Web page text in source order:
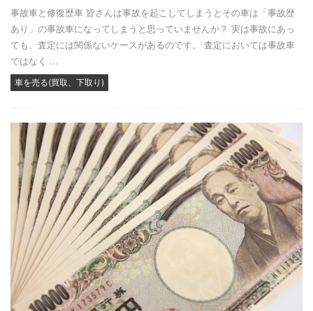
事故車と修復歴車 皆さんは事故を起こしてしまうとその車は「事故歴
あり」の事故車になってしまうと思っていませんか？ 実は事故にあっ
ても、査定には関係ないケースがあるのです。 査定においては事故車
ではなく ...
車を売る(買取、下取り)